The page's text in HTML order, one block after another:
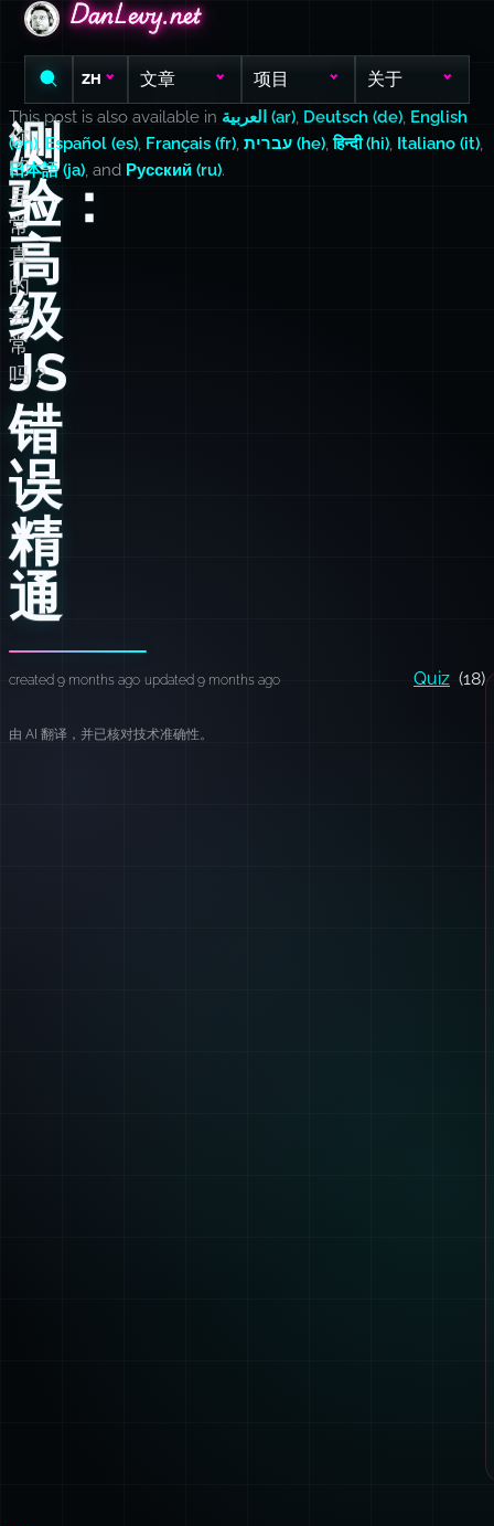
DanLevy.net
DanLevy.net
DanLevy.net
ZH 文章 项目 关于
测
验：
高
级
JS
错
误
精
通
你
的
异
常
真
的
异
常
吗？
This post is also available in العربية (ar), Deutsch (de), English
(en), Español (es), Français (fr), עברית (he),हिन्दी (hi), Italiano (it),
日本語 (ja), and Русский (ru).
created 9 months ago updated 9 months ago Quiz (18)
由 AI 翻译，并已核对技术准确性。